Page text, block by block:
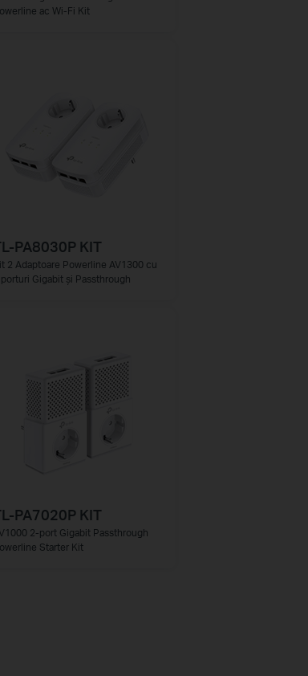
ac Wi-Fi Kit
PA8030P KIT
2 Adaptoare Powerline AV1300 cu
Gigabit și Passthrough
PA7020P KIT
2-port Gigabit Passthrough
Starter Kit